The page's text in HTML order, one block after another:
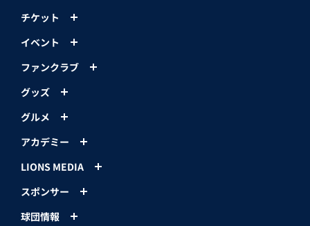
チケット
イベント
ファンクラブ
グッズ
グルメ
アカデミー
LIONS MEDIA
スポンサー
球団情報